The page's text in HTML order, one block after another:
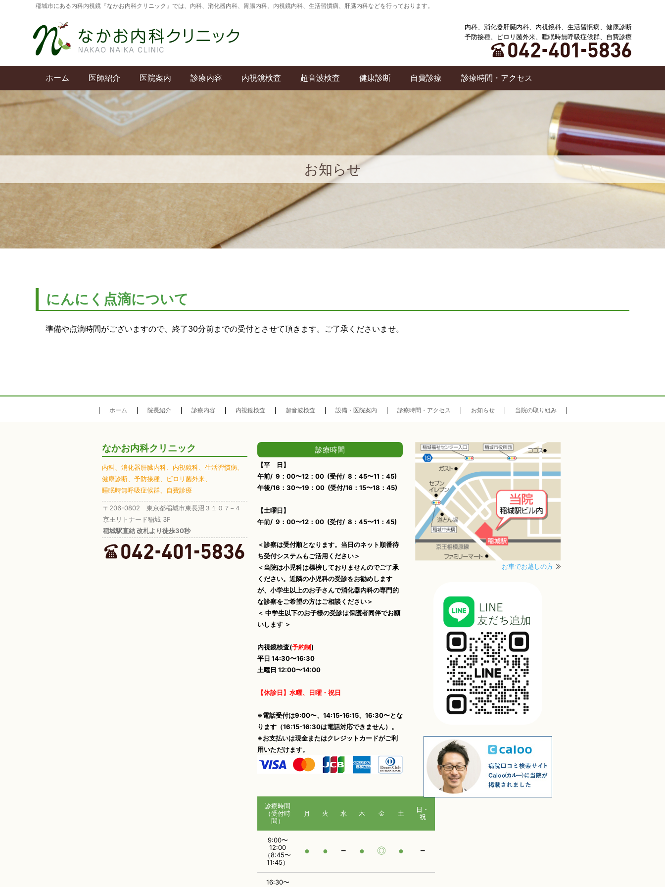
稲城市にある内科内視鏡『なかお内科クリニック』では、内科、消化器内科、胃腸内科、内視鏡内科、生活習慣病、肝臓内科などを行っております。
内科、消化器肝臓内科、内視鏡科、生活習慣病、健康診断
予防接種、ピロリ菌外来、睡眠時無呼吸症候群、自費診療
ホーム 医師紹介 医院案内 診療内容 内視鏡検査 超音波検査 健康診断 自費診療 診療時間・アクセス
お知らせ
にんにく点滴について
準備や点滴時間がございますので、終了30分前までの受付とさせて頂きます。ご了承くださいませ。
ホーム 院長紹介 診療内容 内視鏡検査 超音波検査 設備・医院案内 診療時間・アクセス お知らせ 当院の取り組み
なかお内科クリニック
内科、 消化器肝臓内科、 内視鏡科、 生活習慣病、
健康診断、 予防接種、
ピロリ菌外来、
睡眠時無呼吸症候群、 自費診療
〒206-0802 東京都稲城市東長沼３１０７−４
京王リトナード稲城 3F
稲城駅直結 改札より徒歩30秒
診療時間
【平 日】
午前/ 9：00〜12：00 (受付/ 8：45〜11：45)
午後/16：30〜19：00 (受付/16：15〜18：45)
【土曜日】
午前/ 9：00〜12：00 (受付/ 8：45〜11：45)
＜診察は受付順となります。当日のネット順番待
ち受付システムもご活用ください＞
＜当院は小児科は標榜しておりませんのでご了承
ください。近隣の小児科の受診をお勧めします
が、小学生以上のお子さんで消化器内科の専門的
な診察をご希望の方はご相談ください＞
＜ 中学生以下のお子様の受診は保護者同伴でお願
いします ＞
内視鏡検査(予約制)
平日 14:30〜16:30
土曜日 12:00〜14:00
【休診日】水曜、日曜・祝日
※電話受付は9:00〜、14:15-16:15、16:30〜とな
ります（16:15-16:30は電話対応できません）。
※お支払いは現金またはクレジットカードがご利
用いただけます。
診療時間
（受付時
間）
月 火 水 木 金 土
日・
祝
9:00〜
12:00
（8:45〜
11:45）
● ● − ● ◎ ● −
16:30〜
お車でお越しの方